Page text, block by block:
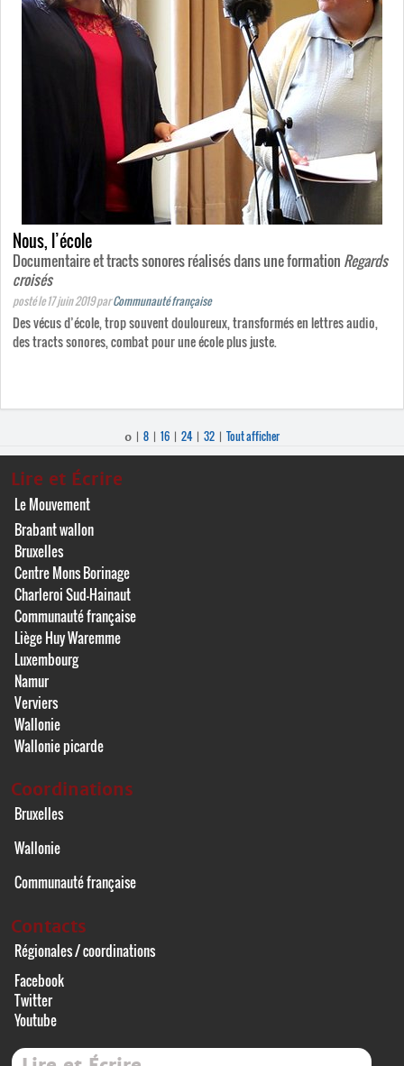
Nous, l’école
Documentaire et tracts sonores réalisés dans une formation Regards
croisés
posté le 17 juin 2019parCommunauté française
Des vécus d’école, trop souvent douloureux, transformés en lettres audio,
des tracts sonores, combat pour une école plus juste.
0 | 8 | 16 | 24| 32 | Tout afficher
Lire et Écrire
Le Mouvement
Brabant wallon
Bruxelles
Centre Mons Borinage
Charleroi Sud-Hainaut
Communauté française
Liège Huy Waremme
Luxembourg
Namur
Verviers
Wallonie
Wallonie picarde
Coordinations
Bruxelles
Wallonie
Communauté française
Contacts
Régionales / coordinations
Facebook
Twitter
Youtube